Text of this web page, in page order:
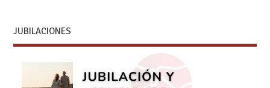
JUBILACIONES